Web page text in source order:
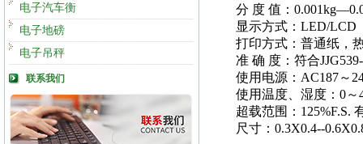
电子汽车衡
电子地磅
电子吊秤
联系我们
分 度 值：
显示方式：LED/LCD
打印方式：普通纸，
准 确 度：符合
使用电源：AC187～
使用温度、湿度：0
超载范围：125%F.S.
尺寸：0.3X0.4--